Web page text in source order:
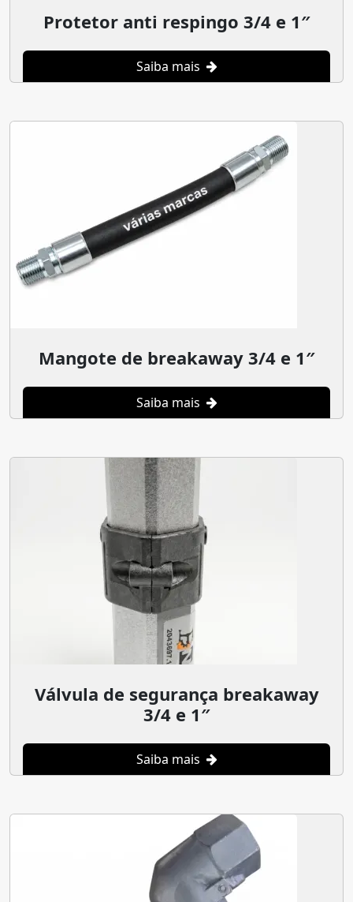
Protetor anti respingo 3/4 e 1″
Saiba mais
Mangote de breakaway 3/4 e 1″
Saiba mais
Válvula de segurança breakaway
3/4 e 1″
Saiba mais